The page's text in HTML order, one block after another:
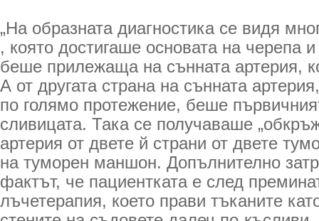
„На образната диагностика се видя
, която достигаше основата на черепа
беше прилежаща на сънната артерия,
А от другата страна на сънната
по голямо протежение, беше
сливицата. Така се получаваше
артерия от двете й страни от двете
на туморен маншон. Допълнително
фактът, че пациентката е след
лъчетерапия, което прави тъканите